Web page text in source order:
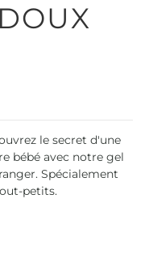
le secret d'une
bébé avec notre gel
Spécialement
petits.